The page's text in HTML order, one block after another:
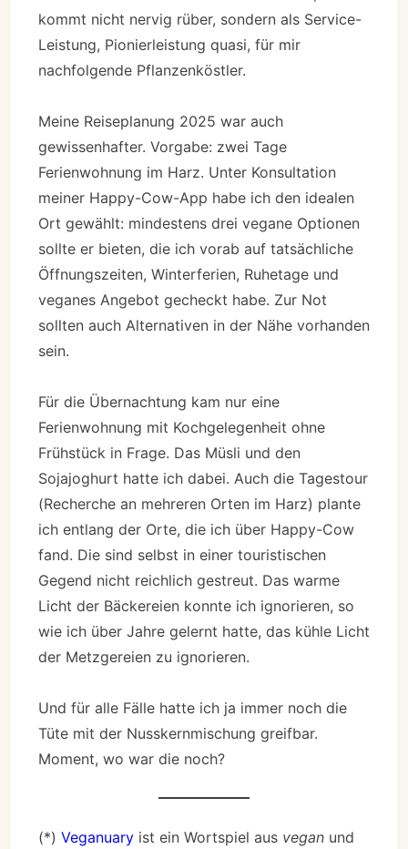
kommt nicht nervig rüber, sondern als Service-
Leistung, Pionierleistung quasi, für mir
nachfolgende Pflanzenköstler.
Meine Reiseplanung 2025 war auch
gewissenhafter. Vorgabe: zwei Tage
Ferienwohnung im Harz. Unter Konsultation
meiner Happy-Cow-App habe ich den idealen
Ort gewählt: mindestens drei vegane Optionen
sollte er bieten, die ich vorab auf tatsächliche
Öffnungszeiten, Winterferien, Ruhetage und
veganes Angebot gecheckt habe. Zur Not
sollten auch Alternativen in der Nähe vorhanden
sein.
Für die Übernachtung kam nur eine
Ferienwohnung mit Kochgelegenheit ohne
Frühstück in Frage. Das Müsli und den
Sojajoghurt hatte ich dabei. Auch die Tagestour
(Recherche an mehreren Orten im Harz) plante
ich entlang der Orte, die ich über Happy-Cow
fand. Die sind selbst in einer touristischen
Gegend nicht reichlich gestreut. Das warme
Licht der Bäckereien konnte ich ignorieren, so
wie ich über Jahre gelernt hatte, das kühle Licht
der Metzgereien zu ignorieren.
Und für alle Fälle hatte ich ja immer noch die
Tüte mit der Nusskernmischung greifbar.
Moment, wo war die noch?
(*) Veganuary ist ein Wortspiel aus vegan und